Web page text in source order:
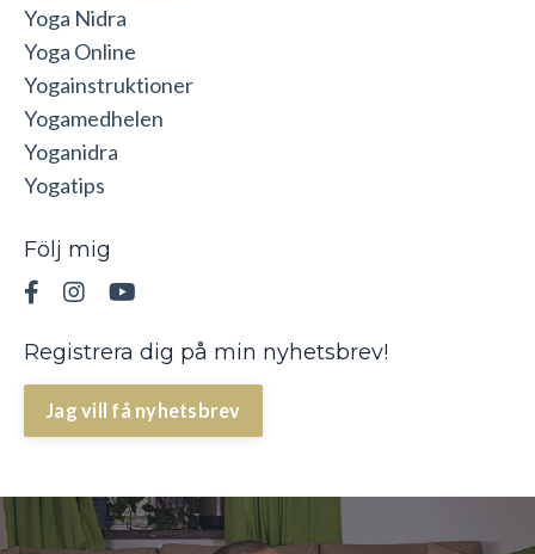
Yoga Nidra
Yoga Online
Yogainstruktioner
Yogamedhelen
Yoganidra
Yogatips
Följ mig
Registrera dig på min nyhetsbrev!
Jag vill få nyhetsbrev